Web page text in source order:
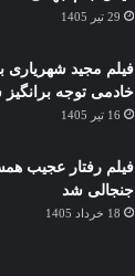
29 تیر 1405
فیلم مجید شهریاری
خادمی توجه
16 تیر 1405
فیلم رفتار عجیب
جنجالی شد
18 خرداد 1405